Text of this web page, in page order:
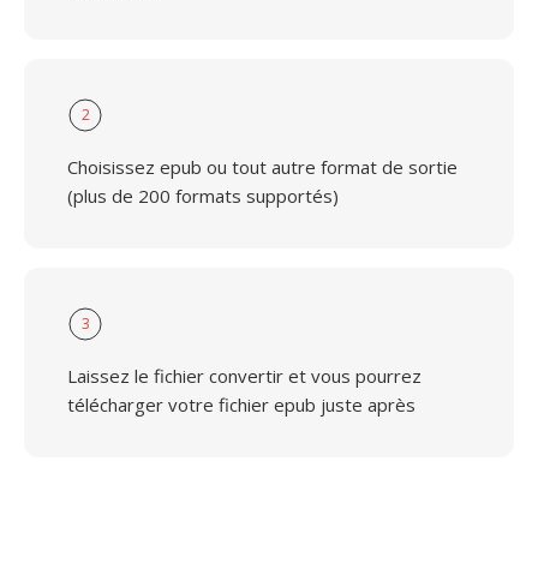
2
Choisissez epub ou tout autre format de sortie
(plus de 200 formats supportés)
3
Laissez le fichier convertir et vous pourrez
télécharger votre fichier epub juste après